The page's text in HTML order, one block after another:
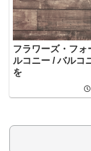
フラワーズ・フォ
ルコニー / バルコ
を